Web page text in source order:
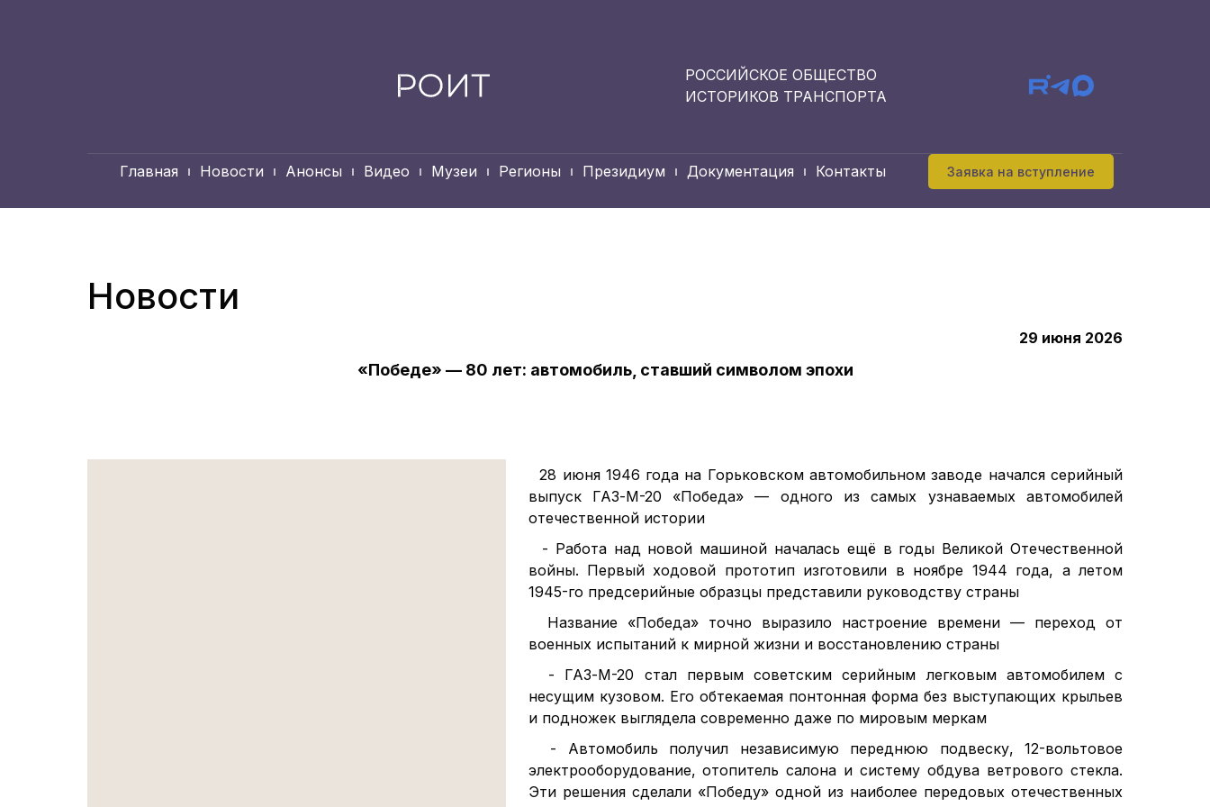
РОССИЙСКОЕ ОБЩЕСТВО
ИСТОРИКОВ ТРАНСПОРТА
Главная Новости Анонсы Видео Музеи Регионы Президиум Документация Контакты Заявка на вступление
Новости
29 июня 2026
«Победе» — 80 лет: автомобиль, ставший символом эпохи
28 июня 1946 года на Горьковском автомобильном заводе начался серийный
выпуск ГАЗ-М-20 «Победа» — одного из самых узнаваемых автомобилей
отечественной истории
- Работа над новой машиной началась ещё в годы Великой Отечественной
войны. Первый ходовой прототип изготовили в ноябре 1944 года, а летом
1945-го предсерийные образцы представили руководству страны
Название «Победа» точно выразило настроение времени — переход от
военных испытаний к мирной жизни и восстановлению страны
- ГАЗ-М-20 стал первым советским серийным легковым автомобилем с
несущим кузовом. Его обтекаемая понтонная форма без выступающих крыльев
и подножек выглядела современно даже по мировым меркам
- Автомобиль получил независимую переднюю подвеску, 12-вольтовое
электрооборудование, отопитель салона и систему обдува ветрового стекла.
Эти решения сделали «Победу» одной из наиболее передовых отечественных